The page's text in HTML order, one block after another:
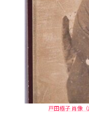
戸田極子 肖像